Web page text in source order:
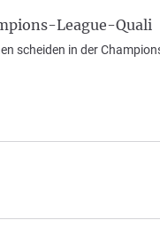
League-Quali
scheiden in der